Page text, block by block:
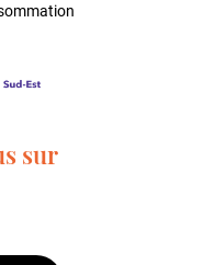
sur